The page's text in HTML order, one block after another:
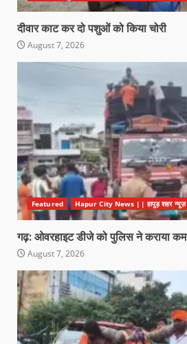
दीवार काट कर दो पशुओं को किया चोरी
August 7, 2026
Featured Hapur City News || हापुड़ शहर न्यूज़
गढ़: ओवरहाइट डीजे को पुलिस ने कराया कम
August 7, 2026